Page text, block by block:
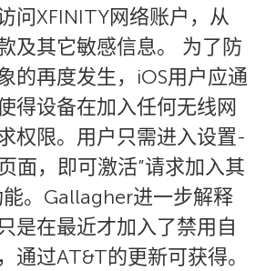
问XFINITY网络账户，从
及其它敏感信息。 为了防
的再度发生，iOS用户应通
得设备在加入任何无线网
权限。用户只需进入设置-
面，即可激活”请求加入其
。Gallagher进一步解释
是在最近才加入了禁用自
通过AT&T的更新可获得。